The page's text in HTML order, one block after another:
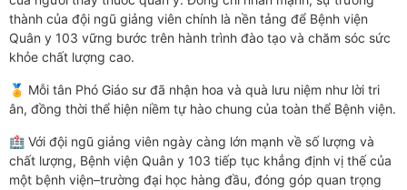
thành của đội ngũ giảng viên chính là nền tảng để Bệnh viện
Quân y 103 vững bước trên hành trình đào tạo và chăm sóc sức
khỏe chất lượng cao.
🏅 Mỗi tân Phó Giáo sư đã nhận hoa và quà lưu niệm như lời tri
ân, đồng thời thể hiện niềm tự hào chung của toàn thể Bệnh viện.
🏥 Với đội ngũ giảng viên ngày càng lớn mạnh về số lượng và
chất lượng, Bệnh viện Quân y 103 tiếp tục khẳng định vị thế của
một bệnh viện–trường đại học hàng đầu, đóng góp quan trọng